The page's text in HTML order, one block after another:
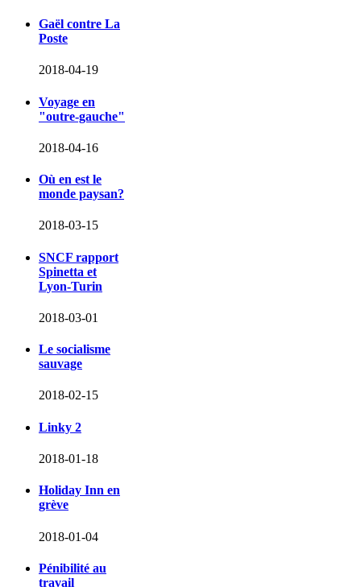
Gaël contre La
Poste
2018-04-19
Voyage en
"outre-gauche"
2018-04-16
Où en est le
monde paysan?
2018-03-15
SNCF rapport
Spinetta et
Lyon-Turin
2018-03-01
Le socialisme
sauvage
2018-02-15
Linky 2
2018-01-18
Holiday Inn en
grève
2018-01-04
Pénibilité au
travail